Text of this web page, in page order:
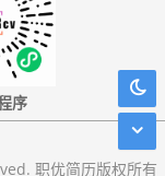
序
职优简历版权所有